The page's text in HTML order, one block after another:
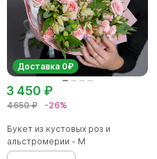
Доставка 0₽
4650 ₽ -26%
3 450 ₽
Букет из кустовых роз и
альстромерии - М